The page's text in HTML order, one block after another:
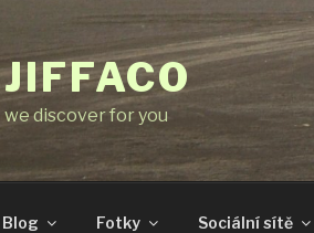
JIFFACO
we discover for you
Blog Fotky Sociální sítě